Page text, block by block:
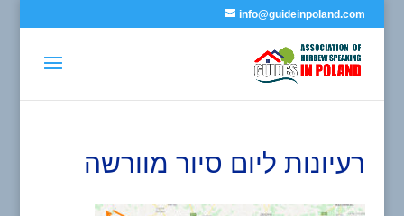
info@guideinpoland.com
רעיונות ליום סיור מוורשה